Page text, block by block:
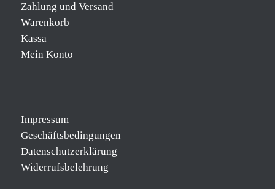
Zahlung und Versand
Warenkorb
Kassa
Mein Konto
Impressum
Geschäftsbedingungen
Datenschutzerklärung
Widerrufsbelehrung